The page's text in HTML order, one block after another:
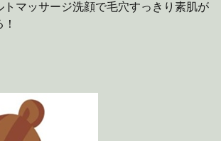
トマッサージ洗顔で毛穴すっきり素肌が